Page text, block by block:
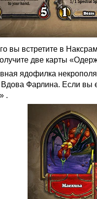
вы встретите в
две карты
ядофилка
Фарлина. Если вы
.